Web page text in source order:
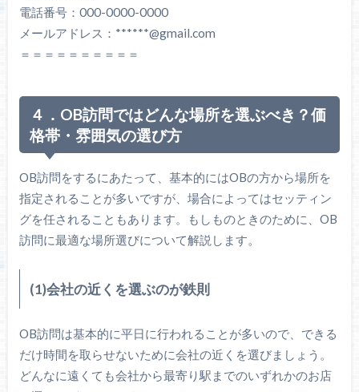
電話番号：000-0000-0000
メールアドレス：******@gmail.com
＝＝＝＝＝＝＝＝＝＝
４．OB訪問ではどんな場所を選ぶべき？価
格帯・雰囲気の選び方
OB訪問をするにあたって、基本的にはOBの方から場所を
指定されることが多いですが、場合によってはセッティン
グを任されることもあります。もしものときのために、OB
訪問に最適な場所選びについて解説します。
(1)会社の近くを選ぶのが鉄則
OB訪問は基本的に平日に行われることが多いので、できる
だけ時間を取らせないために会社の近くを選びましょう。
どんなに遠くても会社から最寄り駅までのいずれかのお店